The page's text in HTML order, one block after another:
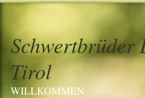
Schwertbrüder
Tirol
WILLKOMMEN